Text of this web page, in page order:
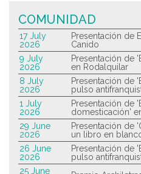
COMUNIDAD
17 July
2026
Presentación de
Canido
9 July
2026
Presentación de
en Rodalquilar
8 July
2026
Presentación de
pulso
1 July
2026
Presentación de
domesticación'
29 June
2026
Presentación de
un libro en
26 June
2026
Presentación de
pulso
25 June